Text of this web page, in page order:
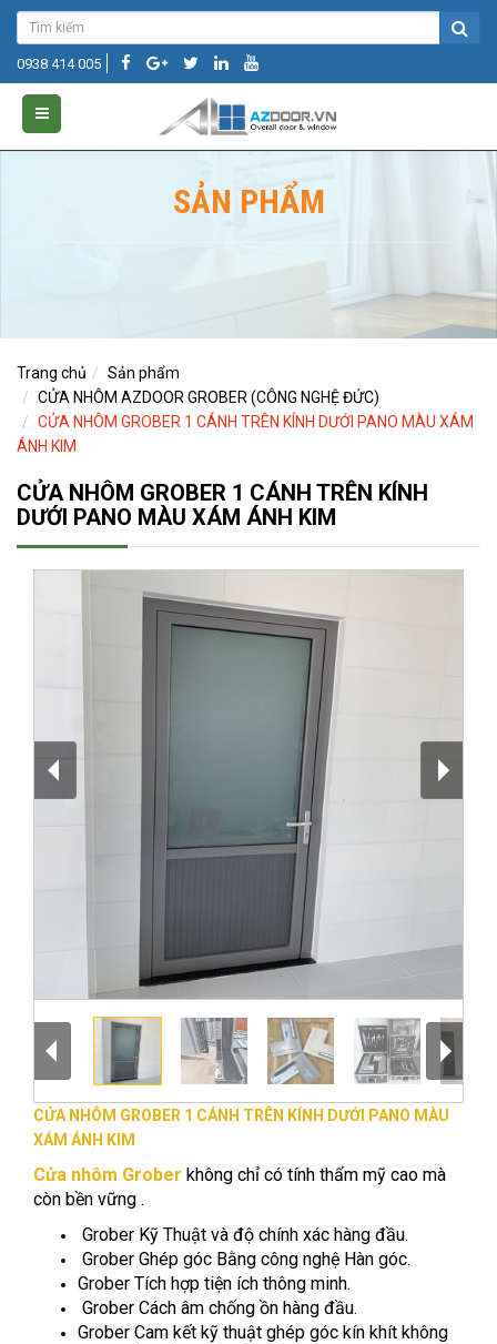
0938 414 005
SẢN PHẨM
Trang chủ
Sản phẩm
CỬA NHÔM AZDOOR GROBER (CÔNG NGHỆ ĐỨC)
CỬA NHÔM GROBER 1 CÁNH TRÊN KÍNH DƯỚI PANO MÀU XÁM
ÁNH KIM
CỬA NHÔM GROBER 1 CÁNH TRÊN KÍNH
DƯỚI PANO MÀU XÁM ÁNH KIM
CỬA NHÔM GROBER 1 CÁNH TRÊN KÍNH DƯỚI PANO MÀU
XÁM ÁNH KIM
Cửa nhôm Grober không chỉ có tính thẩm mỹ cao mà
còn bền vững .
Grober Kỹ Thuật và độ chính xác hàng đầu.
Grober Ghép góc Bằng công nghệ Hàn góc.
Grober Tích hợp tiện ích thông minh.
Grober Cách âm chống ồn hàng đầu.
Grober Cam kết kỹ thuật ghép góc kín khít không